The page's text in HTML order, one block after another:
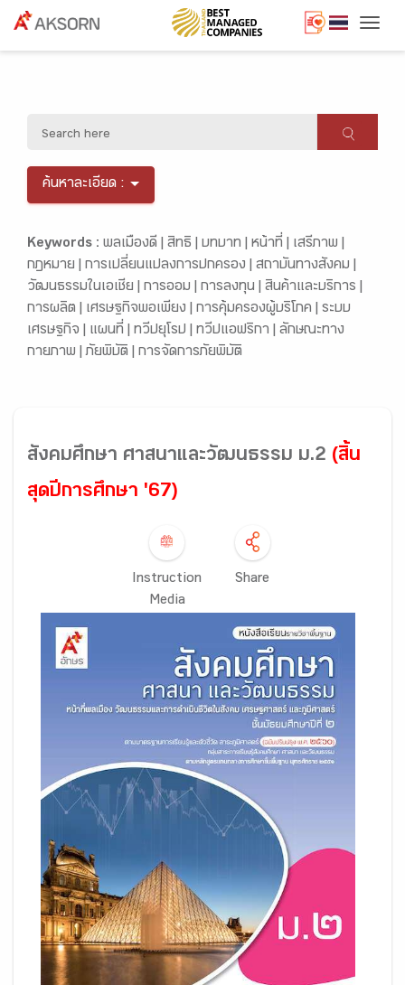
ค้นหาละเอียด :
Keywords : พลเมืองดี | สิทธิ | บทบาท | หน้าที่ | เสรีภาพ |
กฎหมาย | การเปลี่ยนแปลงการปกครอง | สถาบันทางสังคม |
วัฒนธรรมในเอเชีย | การออม | การลงทุน | สินค้าและบริการ |
การผลิต | เศรษฐกิจพอเพียง | การคุ้มครองผู้บริโภค | ระบบ
เศรษฐกิจ | แผนที่ | ทวีปยุโรป | ทวีปแอฟริกา | ลักษณะทาง
กายภาพ |ภัยพิบัติ | การจัดการภัยพิบัติ
สังคมศึกษา ศาสนาและวัฒนธรรม ม.2 (สิ้น
สุดปีการศึกษา '67)
Instruction
Media
Share